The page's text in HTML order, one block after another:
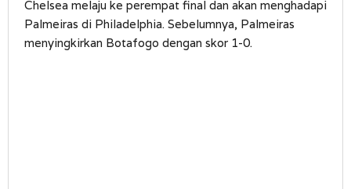
Chelsea melaju ke perempat final dan akan menghadapi
Palmeiras di Philadelphia. Sebelumnya, Palmeiras
menyingkirkan Botafogo dengan skor 1-0.